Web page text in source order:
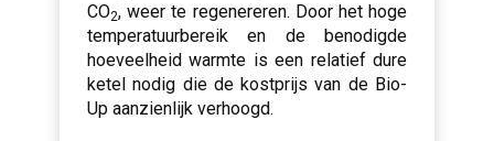
CO2, weer te regenereren. Door het hoge
temperatuurbereik en de benodigde
hoeveelheid warmte is een relatief dure
ketel nodig die de kostprijs van de Bio-
Up aanzienlijk verhoogd.